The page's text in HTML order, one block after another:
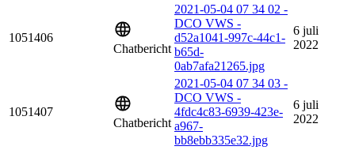
1051406
Chatbericht
2021-05-04 07 34 02 -
DCO VWS -
d52a1041-997c-44c1-
b65d-
0ab7afa21265.jpg
6 juli
2022
1051407
Chatbericht
2021-05-04 07 34 03 -
DCO VWS -
4fdc4c83-6939-423e-
a967-
bb8ebb335e32.jpg
6 juli
2022